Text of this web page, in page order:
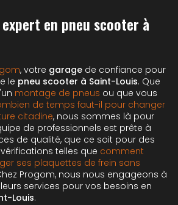
en pneu scooter à
, votre garage de confiance pour
le pneu scooter à Saint-Louis. Que
montage de pneus ou que vous
de temps faut-il pour changer
citadine, nous sommes là pour
de professionnels est prête à
de qualité, que ce soit pour des
telles que comment
ses plaquettes de frein sans
Progom, nous nous engageons à
services pour vos besoins en
Louis.